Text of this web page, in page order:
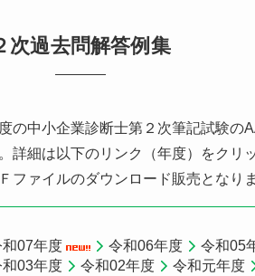
次過去問解答例集
の中小企業診断士第２次筆記試験の
詳細は以下のリンク（年度）をクリ
ファイルのダウンロード販売となりま
和07年度 令和06年度 令和05
和03年度
令和02年度 令和元年度